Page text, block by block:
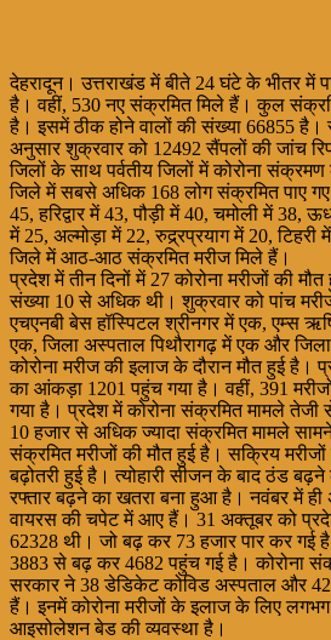
देहरादून। उत्तराखंड में बीते 24 घंटे के भीतर में
है। वहीं, 530 नए संक्रमित मिले हैं। कुल
है। इसमें ठीक होने वालों की संख्या 66855
अनुसार शुक्रवार को 12492 सैंपलों की जांच
जिलों के साथ पर्वतीय जिलों में कोरोना
जिले में सबसे अधिक 168 लोग संक्रमित पाए
45, हरिद्वार में 43, पौड़ी में 40, चमोली में 38,
में 25, अल्मोड़ा में 22, रुद्र्रप्रयाग में 20, टिहरी
जिले में आठ-आठ संक्रमित मरीज मिले हैं।
प्रदेश में तीन दिनों में 27 कोरोना मरीजों की
संख्या 10 से अधिक थी। शुक्रवार को पांच
एचएनबी बेस हॉस्पिटल श्रीनगर में एक, एम्स
एक, जिला अस्पताल पिथौरागढ़ में एक और
कोरोना मरीज की इलाज के दौरान मौत हुई है।
का आंकड़ा 1201 पहुंच गया है। वहीं, 391
गया है। प्रदेश में कोरोना संक्रमित मामले
10 हजार से अधिक ज्यादा संक्रमित मामले
संक्रमित मरीजों की मौत हुई है। सक्रिय
बढ़ोतरी हुई है। त्योहारी सीजन के बाद ठंड
रफ्तार बढ़ने का खतरा बना हुआ है। नवंबर में ही
वायरस की चपेट में आए हैं। 31 अक्तूबर को
62328 थी। जो बढ़ कर 73 हजार पार कर गई
3883 से बढ़ कर 4682 पहुंच गई है। कोरोना
सरकार ने 38 डेडिकेट कोविड अस्पताल और
हैं। इनमें कोरोना मरीजों के इलाज के लिए
आइसोलेशन बेड की व्यवस्था है।